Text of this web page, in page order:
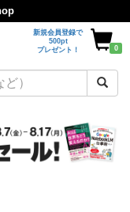
新規会員登録で
500pt
プレゼント！
0